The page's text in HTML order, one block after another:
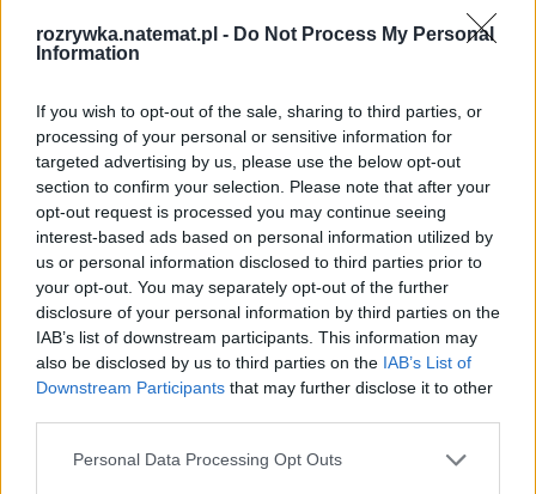
rozrywka.natemat.pl - Do Not Process My Personal
Information
If you wish to opt-out of the sale, sharing to third parties, or
processing of your personal or sensitive information for
targeted advertising by us, please use the below opt-out
section to confirm your selection. Please note that after your
opt-out request is processed you may continue seeing
interest-based ads based on personal information utilized by
us or personal information disclosed to third parties prior to
your opt-out. You may separately opt-out of the further
disclosure of your personal information by third parties on the
IAB’s list of downstream participants. This information may
also be disclosed by us to third parties on the IAB’s List of
Downstream Participants that may further disclose it to other
Personal Data Processing Opt Outs